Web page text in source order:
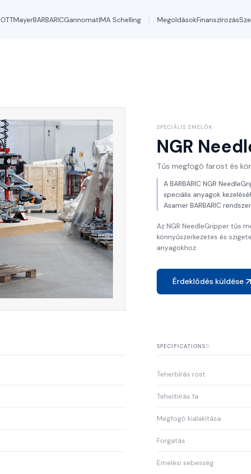
OTTMayerBARBARICGannomatIMA Schelling MegoldásokFinanszírozás
SPECIÁLIS EMELŐK
NGR
Tűs megfogó farost és
A BARBARIC NGR
speciális anyagok
Asamer BARBARIC
Az NGR NeedleGripper tűs
könnyűszerkezetes és
anyagokhoz.
Érdeklődés küldése
SPECIFICATIONS5
Teherbírás rost
Teherbírás fa
Megfogó kialakítása
Forgatás
Emelési sebesség